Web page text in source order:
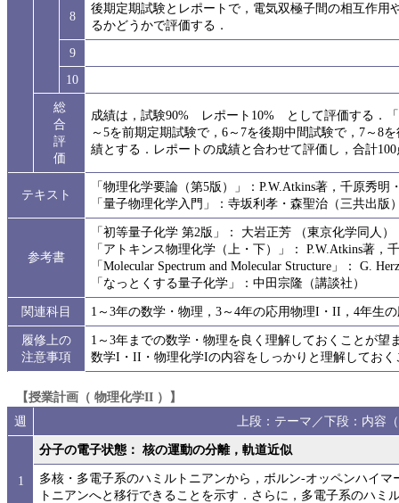
8
後期定期試験とレポートで，電気双極子間の相互作
るかどうかで評価する．
9
10
総
合
評
価
成績は，試験90% レポート10% として評価する．
～5を前期定期試験で，6～7を後期中間試験で，7～8
績とする．レポートの成績と合わせて評価し，合計
テキスト
「物理化学要論（第5版）」：P.W.Atkins著，千原秀
「量子物理化学入門」：寺坂利孝・森聖治（三共出版
参考書
「初等量子化学 第2版」： 大岩正芳 （東京化学同人）
「アトキンス物理化学（上・下）」： P.W.Atkins著，
「Molecular Spectrum and Molecular Structure」： G.
「なっとくする量子化学」：中田宗隆（講談社）
関連科目
1～3年の数学・物理，3～4年の応用物理I・II，4年生
履修上の
注意事項
1～3年までの数学・物理を良く理解しておくことが
数学I・II・物理化学Iの内容をしっかりと理解しておく
【授業計画（ 物理化学II ）】
週
上段：テーマ／下段：内容
1
分子の電子状態： 核の運動の分離，軌道近似
多核・多電子系のハミルトニアンから，ボルン-オッペンハイ
トニアンへと移行できることを示す．さらに，多電子系のハ